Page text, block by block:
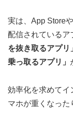
実は、App Store
配信されているア
を抜き取るアプリ
乗っ取るアプリ」
効率化を求めてイ
マホが重くなった